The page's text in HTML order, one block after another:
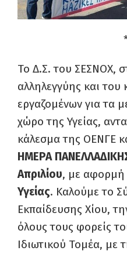
Το Δ.Σ. του ΣΕΣΝΟΧ,
αλληλεγγύης και
εργαζομένων για τα
χώρο της Υγείας,
κάλεσμα της ΟΕΝΓΕ
ΗΜΕΡΑ
Απριλίου, με αφορμή
Υγείας. Καλούμε το
Εκπαίδευσης Χίου,
όλους τους φορείς
Ιδιωτικού Τομέα, με